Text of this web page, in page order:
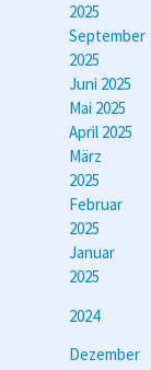
2025
September
2025
Juni 2025
Mai 2025
April 2025
März
2025
Februar
2025
Januar
2025
2024
Dezember